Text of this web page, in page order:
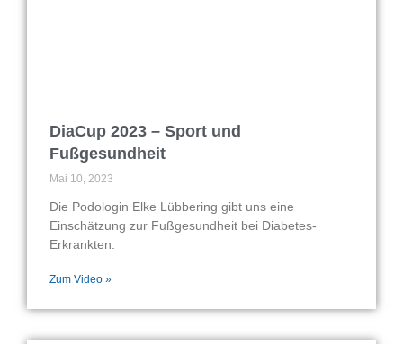
DiaCup 2023 – Sport und
Fußgesundheit
Mai 10, 2023
Die Podologin Elke Lübbering gibt uns eine
Einschätzung zur Fußgesundheit bei Diabetes-
Erkrankten.
Zum Video »